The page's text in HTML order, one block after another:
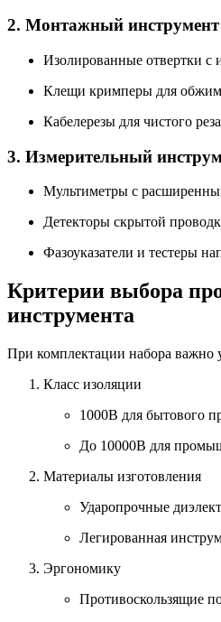
2. Монтажный инструмент
Изолированные отвертки с
Клещи кримперы для
Кабелерезы для чистого
3. Измерительный
Мультиметры с
Детекторы скрытой
Фазоуказатели и тестеры
Критерии выбора
инструмента
При комплектации набора важно
Класс изоляции
1000В для бытового
До 10000В для
Материалы изготовления
Ударопрочные
Легированная
Эргономику
Противоскользящие